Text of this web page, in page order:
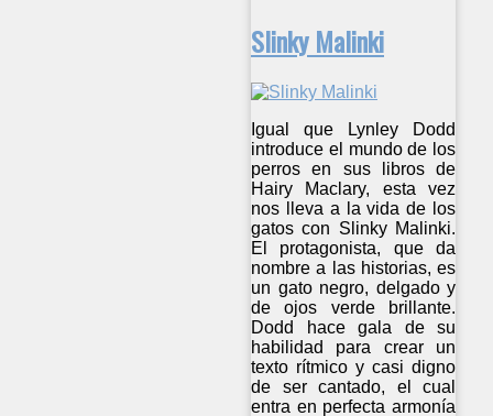
Slinky Malinki
Igual que Lynley Dodd
introduce el mundo de los
perros en sus libros de
Hairy Maclary, esta vez
nos lleva a la vida de los
gatos con Slinky Malinki.
El protagonista, que da
nombre a las historias, es
un gato negro, delgado y
de ojos verde brillante.
Dodd hace gala de su
habilidad para crear un
texto rítmico y casi digno
de ser cantado, el cual
entra en perfecta armonía